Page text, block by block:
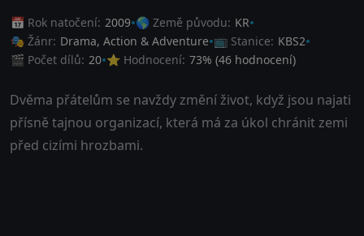
📅 Rok natočení: 2009 🌎 Země původu: KR
🎭 Žánr: Drama, Action & Adventure 📺 Stanice: KBS2
🎬 Počet dílů: 20 ⭐ Hodnocení: 73% (46 hodnocení)
Dvěma přátelům se navždy změní život, když jsou najati
přísně tajnou organizací, která má za úkol chránit zemi
před cizími hrozbami.